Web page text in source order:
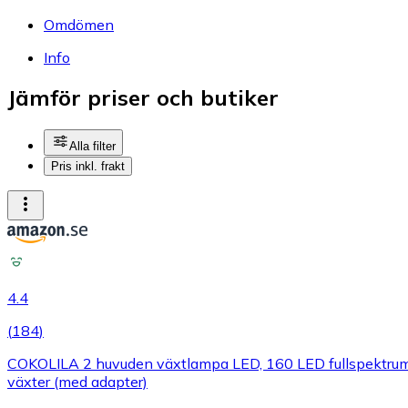
Omdömen
Info
Jämför priser och butiker
Alla filter
Pris inkl. frakt
4.4
(184)
COKOLILA 2 huvuden växtlampa LED, 160 LED
växter (med adapter)